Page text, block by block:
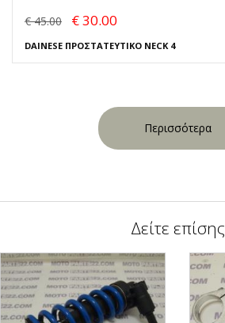
€ 45.00 € 30.00
DAINESE ΠΡΟΣΤΑΤΕΥΤΙΚΟ NECK 4
Περισσότερα
Δείτε επίσης